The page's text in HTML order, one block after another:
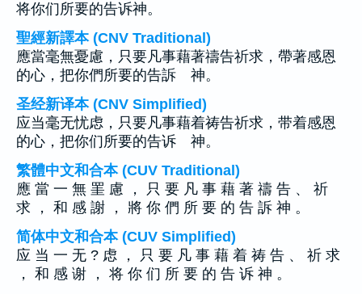
将你们所要的告诉神。
聖經新譯本 (CNV Traditional)
應當毫無憂慮，只要凡事藉著禱告祈求，帶著感恩
的心，把你們所要的告訴 神。
圣经新译本 (CNV Simplified)
应当毫无忧虑，只要凡事藉着祷告祈求，带着感恩
的心，把你们所要的告诉 神。
繁體中文和合本 (CUV Traditional)
應 當 一 無 罣 慮 ， 只 要 凡 事 藉 著 禱 告 、 祈
求 ， 和 感 謝 ， 將 你 們 所 要 的 告 訴 神 。
简体中文和合本 (CUV Simplified)
应 当 一 无 ? 虑 ， 只 要 凡 事 藉 着 祷 告 、 祈 求
， 和 感 谢 ， 将 你 们 所 要 的 告 诉 神 。